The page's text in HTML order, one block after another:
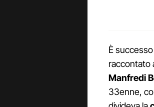
È
raccontato
Manfredi
33enne,